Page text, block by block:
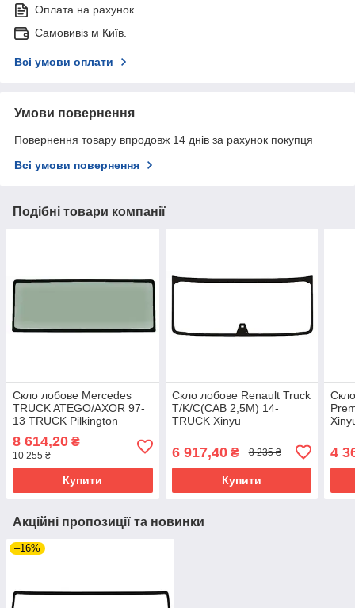
Оплата на рахунок
Самовивіз м Київ.
Всі умови оплати
Умови повернення
Повернення товару впродовж 14 днів за рахунок покупця
Всі умови повернення
Подібні товари компанії
Скло лобове Mercedes
TRUCK ATEGO/AXOR 97-
13 TRUCK Pilkington
8 614,20 ₴
10 255 ₴
Купити
Скло лобове Renault Truck
T/K/C(CAB 2,5M) 14-
TRUCK Xinyu
6 917,40₴ 8 235 ₴
Купити
4
Акційні пропозиції та новинки
–16%